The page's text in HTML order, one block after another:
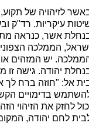
לזיהויה של
עיקריות. רד"ק
אשר, כנראה
הממלכה
יש המזהים
יהודה. גישה זו
אל: "חוזה ברח לך
בדימויים
לחזק את הזיהוי
לחם יהודה,